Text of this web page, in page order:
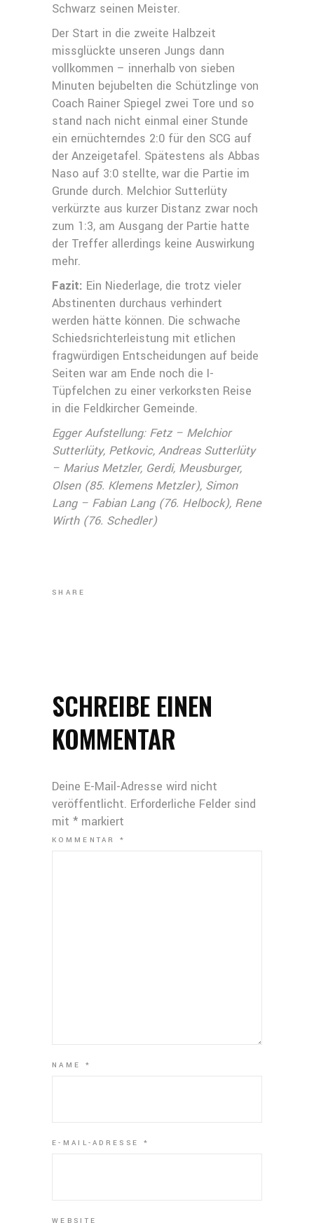
Schwarz seinen Meister.
Der Start in die zweite Halbzeit
missglückte unseren Jungs dann
vollkommen – innerhalb von sieben
Minuten bejubelten die Schützlinge von
Coach Rainer Spiegel zwei Tore und so
stand nach nicht einmal einer Stunde
ein ernüchterndes 2:0 für den SCG auf
der Anzeigetafel. Spätestens als Abbas
Naso auf 3:0 stellte, war die Partie im
Grunde durch. Melchior Sutterlüty
verkürzte aus kurzer Distanz zwar noch
zum 1:3, am Ausgang der Partie hatte
der Treffer allerdings keine Auswirkung
mehr.
Fazit: Ein Niederlage, die trotz vieler
Abstinenten durchaus verhindert
werden hätte können. Die schwache
Schiedsrichterleistung mit etlichen
fragwürdigen Entscheidungen auf beide
Seiten war am Ende noch die I-
Tüpfelchen zu einer verkorksten Reise
in die Feldkircher Gemeinde.
Egger Aufstellung: Fetz – Melchior
Sutterlüty, Petkovic, Andreas Sutterlüty
– Marius Metzler, Gerdi, Meusburger,
Olsen (85. Klemens Metzler), Simon
Lang – Fabian Lang (76. Helbock), Rene
Wirth (76. Schedler)
SHARE
SCHREIBE EINEN
KOMMENTAR
Deine E-Mail-Adresse wird nicht
veröffentlicht. Erforderliche Felder sind
mit * markiert
KOMMENTAR*
NAME *
E-MAIL-ADRESSE *
WEBSITE